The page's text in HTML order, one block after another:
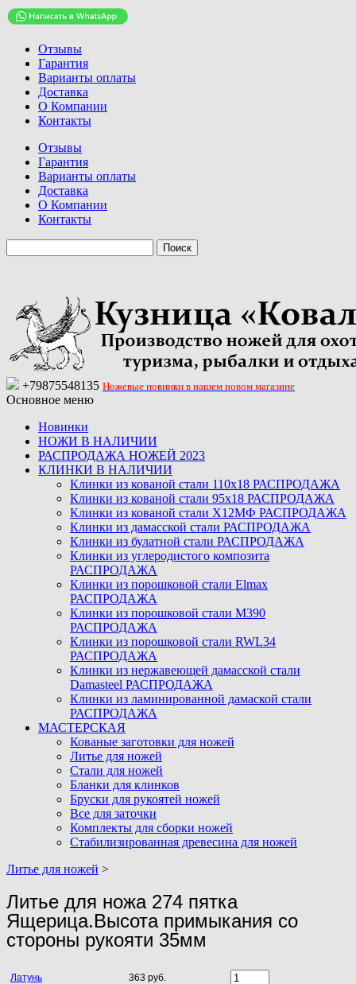
Отзывы
Гарантия
Варианты оплаты
Доставка
О Компании
Контакты
Отзывы
Гарантия
Варианты оплаты
Доставка
О Компании
Контакты
+79875548135 Ножевые новинки в нашем новом магазине
Основное меню
Новинки
НОЖИ В НАЛИЧИИ
РАСПРОДАЖА НОЖЕЙ 2023
КЛИНКИ В НАЛИЧИИ
Клинки из кованой стали 110х18 РАСПРОДАЖА
Клинки из кованой стали 95х18 РАСПРОДАЖА
Клинки из кованой стали Х12МФ РАСПРОДАЖА
Клинки из дамасской стали РАСПРОДАЖА
Клинки из булатной стали РАСПРОДАЖА
Клинки из углеродистого композита
РАСПРОДАЖА
Клинки из порошковой стали Elmax
РАСПРОДАЖА
Клинки из порошковой стали M390
РАСПРОДАЖА
Клинки из порошковой стали RWL34
РАСПРОДАЖА
Клинки из нержавеющей дамасской стали
Damasteel РАСПРОДАЖА
Клинки из ламинированной дамаской стали
РАСПРОДАЖА
МАСТЕРСКАЯ
Кованые заготовки для ножей
Литье для ножей
Стали для ножей
Бланки для клинков
Бруски для рукоятей ножей
Все для заточки
Комплекты для сборки ножей
Стабилизированная древесина для ножей
Литье для ножей >
Литье для ножа 274 пятка
Ящерица.Высота примыкания со
стороны рукояти 35мм
Латунь 363 руб.